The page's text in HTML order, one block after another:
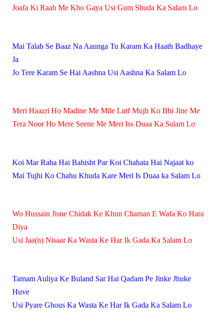
Joafa Ki Raah Me Kho Gaya Usi Gum Shuda Ka Salam Lo
Mai Talab Se Baaz Na Aaunga Tu Karam Ka Haath Badhaye
Ja
Jo Tere Karam Se Hai Aashna Usi Aashna Ka Salam Lo
Meri Haazri Ho Madine Me Mile Lutf Mujh Ko Bhi Jine Me
Tera Noor Ho Mere Seene Me Meri Iss Duaa Ka Salam Lo
Koi Mar Raha Hai Bahisht Par Koi Chahata Hai Najaat ko
Mai Tujhi Ko Chahu Khuda Kare Meri Is Duaa ka Salam Lo
Wo Hussain Jisne Chidak Ke Khun Chaman E Wafa Ko Hara
Diya
Usi Jaa(n) Nisaar Ka Wasta Ke Har Ik Gada Ka Salam Lo
Tamam Auliya Ke Buland Sar Hai Qadam Pe Jinke Jhuke
Huve
Usi Pyare Ghous Ka Wasta Ke Har Ik Gada Ka Salam Lo